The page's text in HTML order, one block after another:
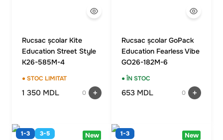
Rucsac școlar Kite
Education Street Style
K26-585M-4
● STOC LIMITAT
1 350 MDL 0
Rucsac școlar GoPack
Education Fearless Vibe
GO26-182M-6
● ÎN STOC
653 MDL 0
1-3 3-5 New 1-3 New